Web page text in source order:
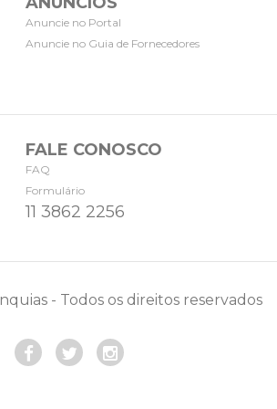
Anuncie no Portal
Anuncie no Guia de Fornecedores
FALE CONOSCO
FAQ
Formulário
11 3862 2256
- Todos os direitos reservados